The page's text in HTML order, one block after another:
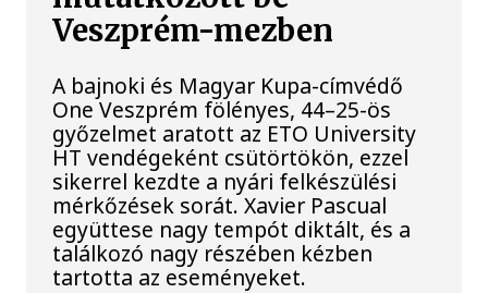
Veszprém-mezben
A bajnoki és Magyar Kupa-címvédő
One Veszprém fölényes, 44–25-ös
győzelmet aratott az ETO University
HT vendégeként csütörtökön, ezzel
sikerrel kezdte a nyári felkészülési
mérkőzések sorát. Xavier Pascual
együttese nagy tempót diktált, és a
találkozó nagy részében kézben
tartotta az eseményeket.